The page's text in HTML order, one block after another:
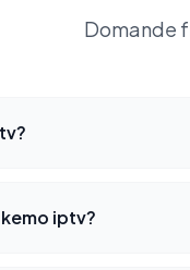
Domande
iptv?